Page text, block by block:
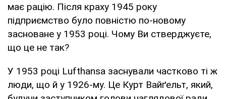
має рацію. Після краху 1945 року
підприємство було повністю по-новому
засноване у 1953 році. Чому Ви стверджуєте,
що це не так?
У 1953 році Lufthansa заснували частково ті ж
люди, що й у 1926-му. Це Курт Вайґельт, який,